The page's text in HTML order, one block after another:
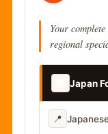
Your
regional
Japan
📍